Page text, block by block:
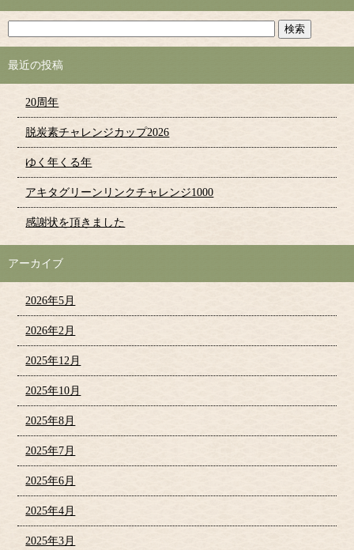
最近の投稿
20周年
脱炭素チャレンジカップ2026
ゆく年くる年
アキタグリーンリンクチャレンジ1000
感謝状を頂きました
アーカイブ
2026年5月
2026年2月
2025年12月
2025年10月
2025年8月
2025年7月
2025年6月
2025年4月
2025年3月